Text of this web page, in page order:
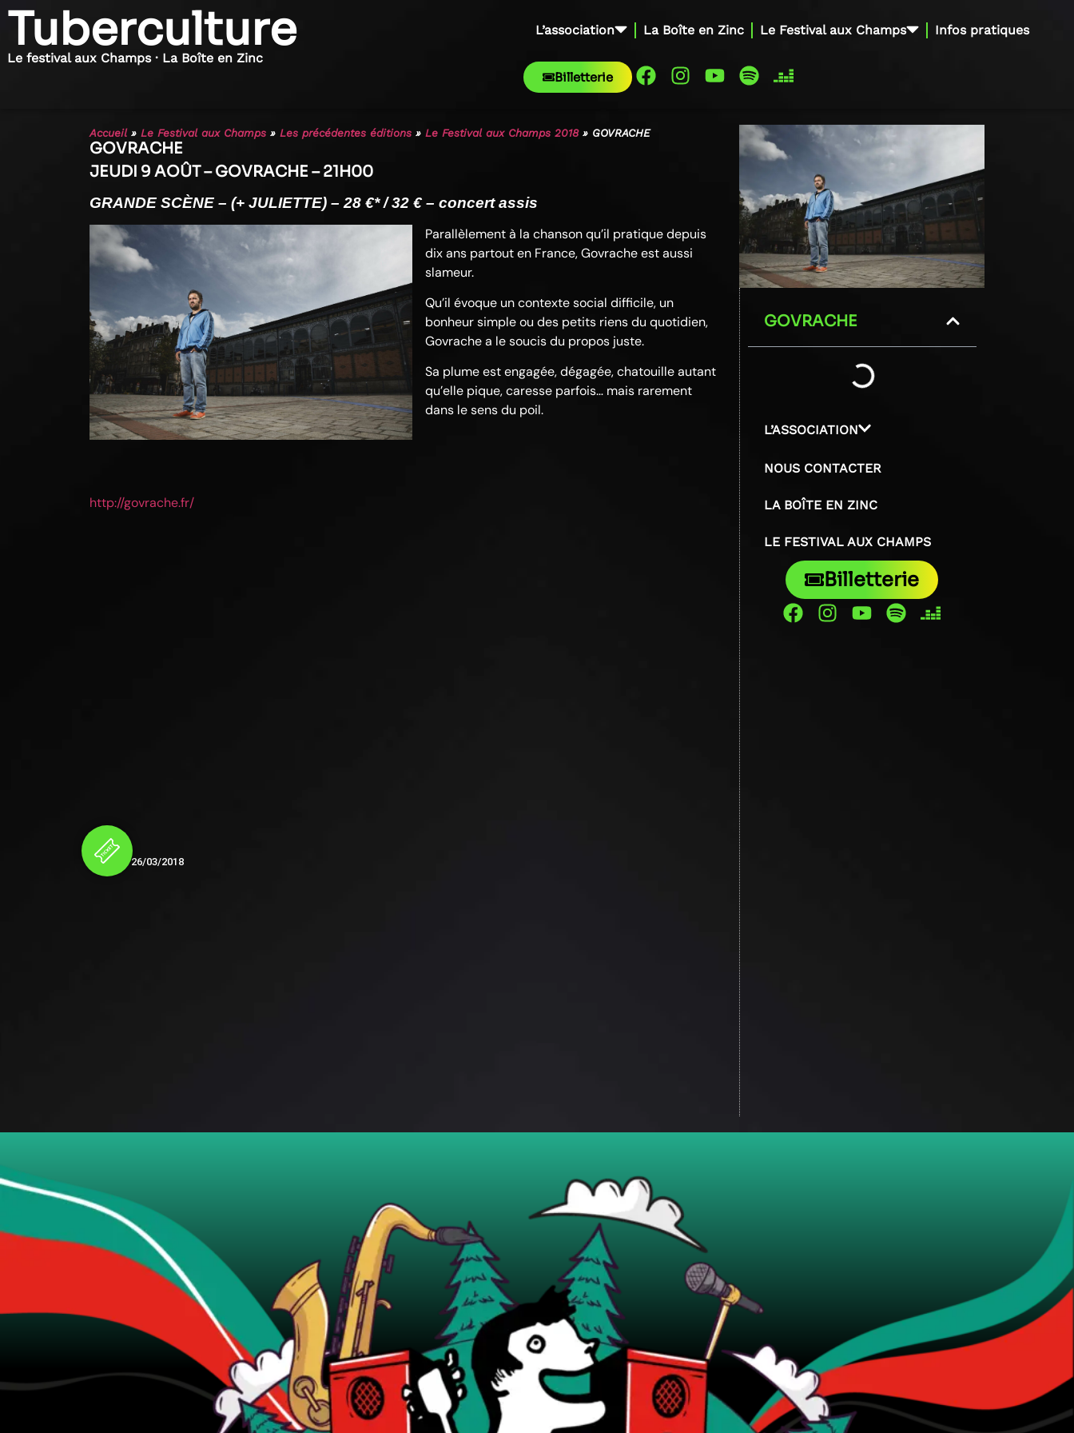
Tuberculture
Le festival aux Champs · La Boîte en Zinc
L’association La Boîte en Zinc Le Festival aux Champs Infos pratiques
Billetterie
Accueil» Le Festival aux Champs » Les précédentes éditions » Le Festival aux Champs 2018» GOVRACHE
GOVRACHE
JEUDI 9 AOÛT – GOVRACHE – 21H00
GRANDE SCÈNE – (+ JULIETTE) – 28 €* / 32 € – concert assis
Parallèlement à la chanson qu’il pratique depuis
dix ans partout en France, Govrache est aussi
slameur.
Qu’il évoque un contexte social difficile, un
bonheur simple ou des petits riens du quotidien,
Govrache a le soucis du propos juste.
Sa plume est engagée, dégagée, chatouille autant
qu’elle pique, caresse parfois… mais rarement
dans le sens du poil.
http://govrache.fr/
Publié le 26/03/2018
GOVRACHE
L’ASSOCIATION
NOUS CONTACTER
LA BOÎTE EN ZINC
LE FESTIVAL AUX CHAMPS
Billetterie